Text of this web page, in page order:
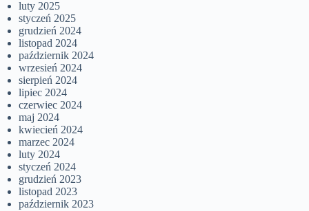
luty 2025
styczeń 2025
grudzień 2024
listopad 2024
październik 2024
wrzesień 2024
sierpień 2024
lipiec 2024
czerwiec 2024
maj 2024
kwiecień 2024
marzec 2024
luty 2024
styczeń 2024
grudzień 2023
listopad 2023
październik 2023